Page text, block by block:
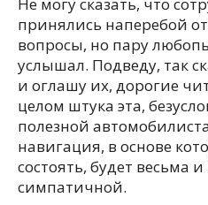
принялись наперебой
вопросы, но пару
услышал. Подведу, так
и оглашу их, дорогие
целом штука эта,
полезной
навигация, в основе
состоять, будет весьма
симпатичной.